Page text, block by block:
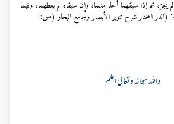
يجز، ثم إذا سبقهما أخذ منهما، وإن سبقاه لم يعطهما، وفيما
المختار شرح تنوير الأبصار وجامع البحار (ص:
واللہ سبحانہ وتعالی اعلم